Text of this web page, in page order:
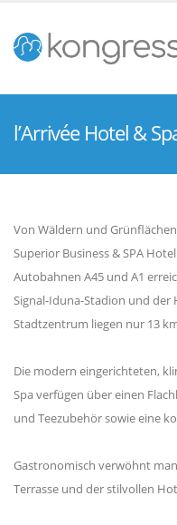
l’Arrivée Hotel &
Von Wäldern und
Superior Business & SPA
Autobahnen A45 und A1
Signal-Iduna-Stadion und
Stadtzentrum liegen nur 13
Die modern eingerichteten,
Spa verfügen über einen
und Teezubehör sowie eine
Gastronomisch verwöhnt
Terrasse und der stilvollen